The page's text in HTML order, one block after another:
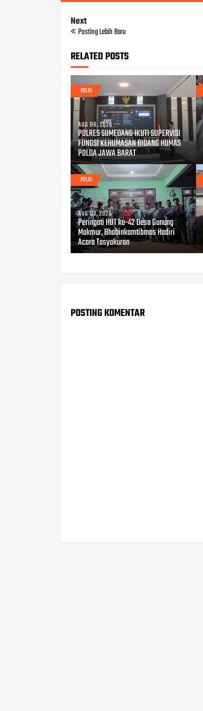
Next
Posting Lebih Baru
RELATED POSTS
POLRI
AUG 06, 2026
POLRES SUMEDANG IKUTI SUPERVISI
FUNGSI KEHUMASAN BIDANG HUMAS
POLDA JAWA BARAT
POLRI
AUG 03, 2026
Peringati HUT ke-42 Desa Gunung
Makmur, Bhabinkamtibmas Hadiri
Acara Tasyakuran
POSTING KOMENTAR